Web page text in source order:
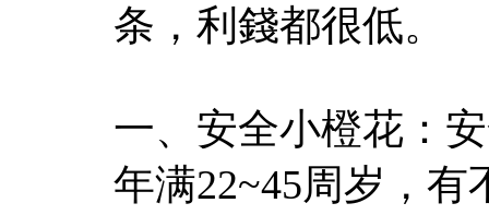
条，利錢都很低。
一、安全小橙花：
年满22~45周岁，